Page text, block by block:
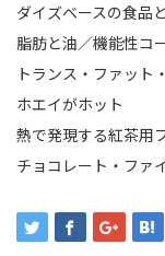
ダイズベースの食品
脂肪と油／機能性コ
トランス・ファット
ホエイがホット
熱で発現する紅茶用
チョコレート・ファ